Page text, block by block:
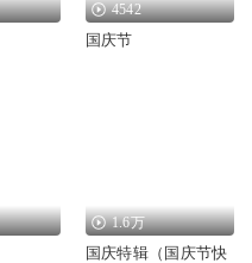
4542
国庆节
1.6万
国庆特辑（国庆节快